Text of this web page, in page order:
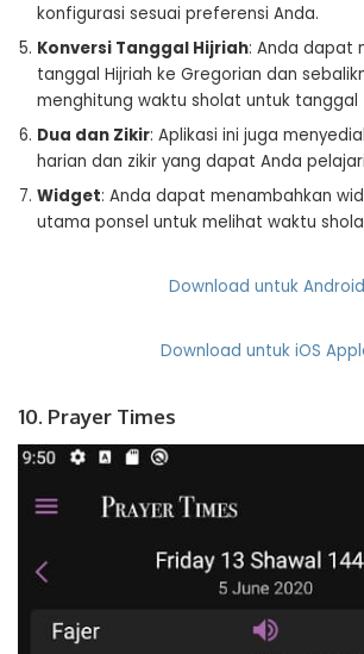
konfigurasi sesuai preferensi Anda.
Konversi Tanggal Hijriah: Anda dapat
tanggal Hijriah ke Gregorian dan
menghitung waktu sholat untuk
Dua dan Zikir: Aplikasi ini juga
harian dan zikir yang dapat Anda
Widget: Anda dapat menambahkan
utama ponsel untuk melihat waktu
Download untuk Android
Download untuk iOS
10. Prayer Times